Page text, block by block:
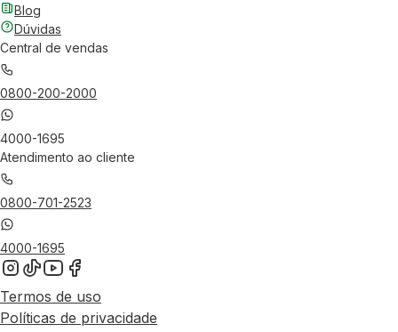
Blog
Dúvidas
Central de vendas
0800-200-2000
4000-1695
Atendimento ao cliente
0800-701-2523
4000-1695
Termos de uso
Políticas de privacidade